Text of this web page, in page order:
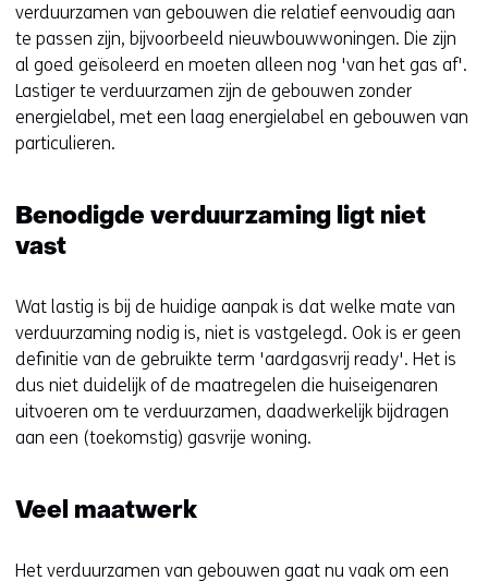
verduurzamen van gebouwen die relatief eenvoudig aan
te passen zijn, bijvoorbeeld nieuwbouwwoningen. Die zijn
al goed geïsoleerd en moeten alleen nog 'van het gas af'.
Lastiger te verduurzamen zijn de gebouwen zonder
energielabel, met een laag energielabel en gebouwen van
particulieren.
Benodigde verduurzaming ligt niet
vast
Wat lastig is bij de huidige aanpak is dat welke mate van
verduurzaming nodig is, niet is vastgelegd. Ook is er geen
definitie van de gebruikte term 'aardgasvrij ready'. Het is
dus niet duidelijk of de maatregelen die huiseigenaren
uitvoeren om te verduurzamen, daadwerkelijk bijdragen
aan een (toekomstig) gasvrije woning.
Veel maatwerk
Het verduurzamen van gebouwen gaat nu vaak om een